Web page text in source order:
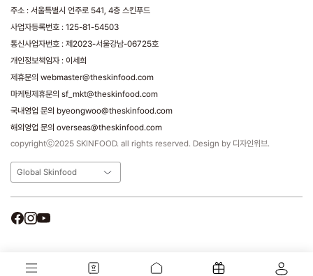
주소 : 서울특별시 언주로 541, 4층 스킨푸드
사업자등록번호 : 125-81-54503
통신사업자번호 : 제2023-서울강남-06725호
개인정보책임자 : 이세희
제휴문의 webmaster@theskinfood.com
마케팅제휴문의 sf_mkt@theskinfood.com
국내영업 문의 byeongwoo@theskinfood.com
해외영업 문의 overseas@theskinfood.com
copyrightⓒ2025 SKINFOOD. all rights reserved. Design by 디자인위브.
Global Skinfood